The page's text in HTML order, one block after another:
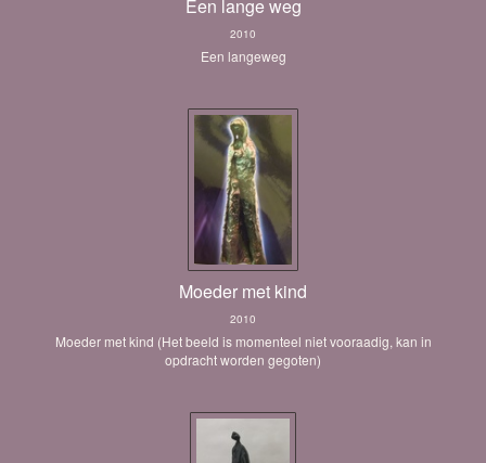
Een lange weg
2010
Een langeweg
Moeder met kind
2010
Moeder met kind (Het beeld is momenteel niet vooraadig, kan in
opdracht worden gegoten)